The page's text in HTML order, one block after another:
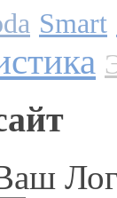
Smart